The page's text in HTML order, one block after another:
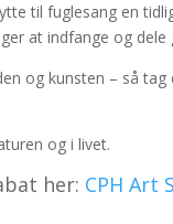
til fuglesang en
at indfange og dele
og kunsten – så tag
og i livet.
her: CPH Art